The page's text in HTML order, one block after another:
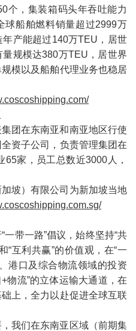
个，集装箱码头年吞吐能力
球船舶燃料销量超过2999万
产能超过140万TEU，居世
规模达380万TEU，居世界
模以及船舶代理业务也稳居
团在东南亚和南亚地区行使
资子公司，负责管理集团在
家，员工总数近3000人，
坡）有限公司为新加坡当地
“一带一路”倡议，始终坚持“共
“互利共赢”的价值观，在“一
港口及综合物流领域的投资
+物流”的立体运输大通道，在
上，全力以赴促进全球互联
我们在东南亚区域（前期集